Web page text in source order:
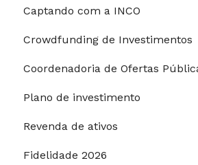
Modalidades de pagamento
Riscos e garantias
Restrições para investimentos
Captando com a INCO
Crowdfunding de Investimentos
Coordenadoria de Ofertas
Plano de investimento
Revenda de ativos
Fidelidade 2026